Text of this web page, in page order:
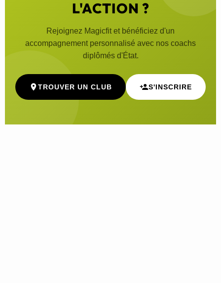
L'ACTION ?
Rejoignez Magicfit et bénéficiez d'un
accompagnement personnalisé avec nos coachs
diplômés d'État.
TROUVER UN CLUB S'INSCRIRE